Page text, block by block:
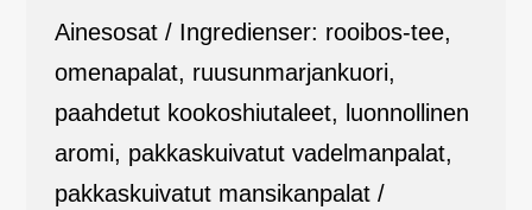
Ainesosat / Ingredienser: rooibos-tee,
omenapalat, ruusunmarjankuori,
paahdetut kookoshiutaleet, luonnollinen
aromi, pakkaskuivatut vadelmanpalat,
pakkaskuivatut mansikanpalat /